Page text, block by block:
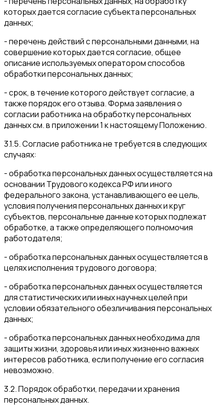
которых дается согласие субъекта персональных
данных;
- перечень действий с персональными данными, на
совершение которых дается согласие, общее
описание используемых оператором способов
обработки персональных данных;
- срок, в течение которого действует согласие, а
также порядок его отзыва. Форма заявления о
согласии работника на обработку персональных
данных см. в приложении 1 к настоящему Положению.
3.1.5. Согласие работника не требуется в следующих
случаях:
- обработка персональных данных осуществляется на
основании Трудового кодекса РФ или иного
федерального закона, устанавливающего ее цель,
условия получения персональных данных и круг
субъектов, персональные данные которых подлежат
обработке, а также определяющего полномочия
работодателя;
- обработка персональных данных осуществляется в
целях исполнения трудового договора;
- обработка персональных данных осуществляется
для статистических или иных научных целей при
условии обязательного обезличивания персональных
данных;
- обработка персональных данных необходима для
защиты жизни, здоровья или иных жизненно важных
интересов работника, если получение его согласия
невозможно.
3.2. Порядок обработки, передачи и хранения
персональных данных.